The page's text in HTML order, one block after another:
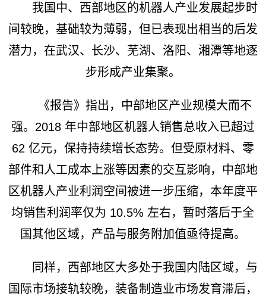
我国中、西部地区的机器人产业发展起步时
间较晚，基础较为薄弱，但已表现出相当的后发
潜力，在武汉、长沙、芜湖、洛阳、湘潭等地逐
步形成产业集聚。
《报告》指出，中部地区产业规模大而不
强。2018 年中部地区机器人销售总收入已超过
62 亿元，保持持续增长态势。但受原材料、零
部件和人工成本上涨等因素的交互影响，中部地
区机器人产业利润空间被进一步压缩，本年度平
均销售利润率仅为 10.5% 左右，暂时落后于全
国其他区域，产品与服务附加值亟待提高。
同样，西部地区大多处于我国内陆区域，与
国际市场接轨较晚，装备制造业市场发育滞后，